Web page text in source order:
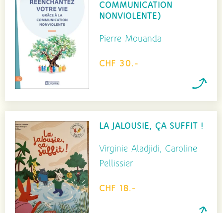
COMMUNICATION
NONVIOLENTE)
Pierre Mouanda
CHF 30.-
LA JALOUSIE, ÇA SUFFIT !
Virginie Aladjidi, Caroline
Pellissier
CHF 18.-